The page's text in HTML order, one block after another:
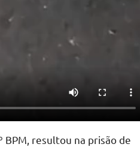
BPM, resultou na prisão de